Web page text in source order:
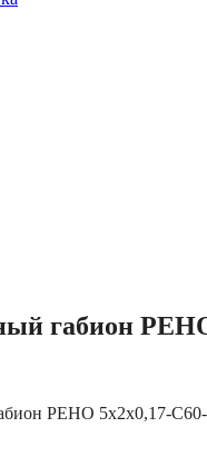
габион
РЕНО 5х2х0,17-